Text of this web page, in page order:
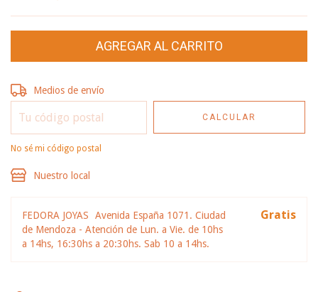
Entregas para el CP:
Medios de envío
CALCULAR
No sé mi código postal
Nuestro local
FEDORA JOYAS
Avenida España 1071. Ciudad
de Mendoza - Atención de Lun. a Vie. de 10hs
a 14hs, 16:30hs a 20:30hs. Sab 10 a 14hs.
Gratis